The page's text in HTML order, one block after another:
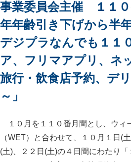
事業委員会主催 １１
年年齢引き下げから半
デジプラなんでも１１
ア、フリマアプリ、ネ
旅行・飲食店予約、デ
～」
１０月を１１０番月間とし、ウィ
（WET）と合わせて、１０月１日(
(土)、２２日(土)の４日間にわたり